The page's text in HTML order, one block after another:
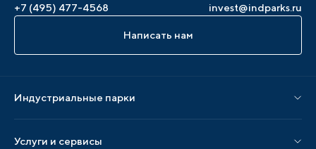
+7 (495) 477-4568
invest@indparks.ru
Написать нам
Индустриальные парки
Парки по регионам
Услуги и сервисы